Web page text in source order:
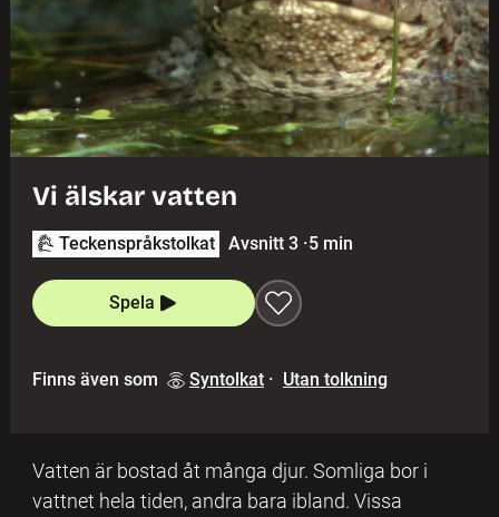
Vi älskar vatten
Teckenspråkstolkat Avsnitt 3 ·5 min
Spela
Finns även som Syntolkat · Utan tolkning
Vatten är bostad åt många djur. Somliga bor i
vattnet hela tiden, andra bara ibland. Vissa